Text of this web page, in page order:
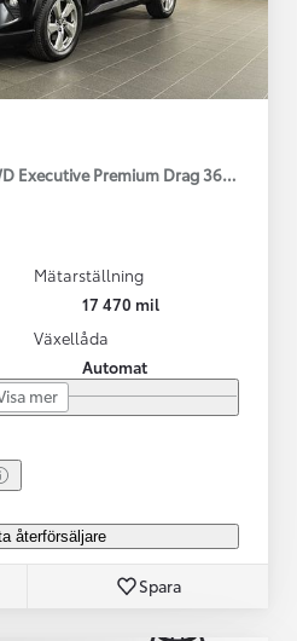
Executive Premium Drag 360-kamera
Mätarställning
17 470 mil
Växellåda
Automat
mer
återförsäljare
Spara